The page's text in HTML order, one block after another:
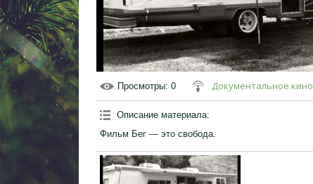
Просмотры: 0 Документальное кино
Описание материала:
Фильм Бег — это свобода.